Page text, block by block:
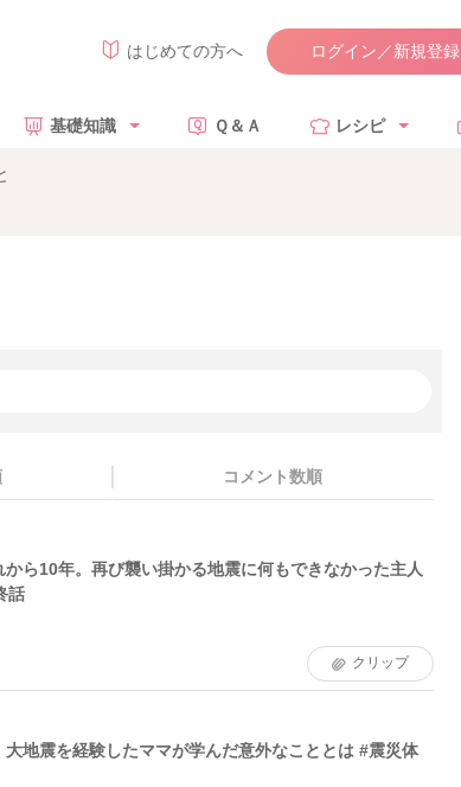
はじめての方へ ログイン／新規登録
基礎知識 Ｑ＆Ａ レシピ
コメント数順
ら10年。再び襲い掛かる地震に何もできなかった主人
話
クリップ
地震を経験したママが学んだ意外なこととは #震災体